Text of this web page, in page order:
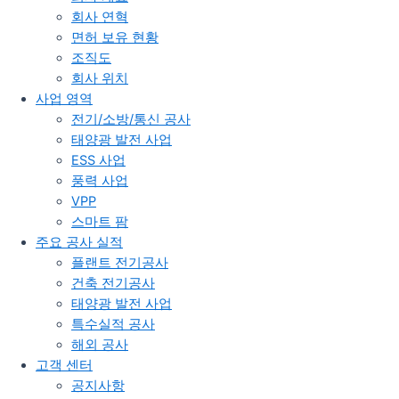
회사 연혁
면허 보유 현황
조직도
회사 위치
사업 영역
전기/소방/통신 공사
태양광 발전 사업
ESS 사업
풍력 사업
VPP
스마트 팜
주요 공사 실적
플랜트 전기공사
건축 전기공사
태양광 발전 사업
특수실적 공사
해외 공사
고객 센터
공지사항